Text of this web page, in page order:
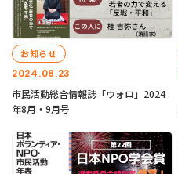
2024.08.23
お知らせ
市民活動総合情報誌「ウォロ」2024
年8月・9月号